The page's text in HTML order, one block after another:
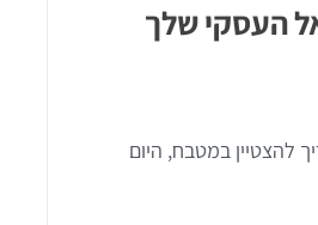
העסקי שלך
במטבח, היום